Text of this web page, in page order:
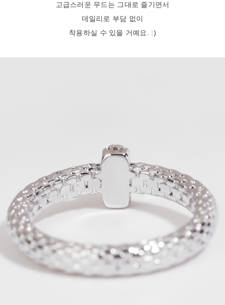
고급스러운 무드는 그대로 즐기면서
데일리로 부담 없이
착용하실 수 있을 거예요. :)